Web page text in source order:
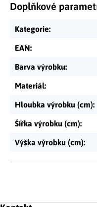
Doplňkové
Kategorie:
EAN:
Barva výrobku:
Materiál:
Hloubka výrobku (cm):
Šířka výrobku (cm):
Výška výrobku (cm):